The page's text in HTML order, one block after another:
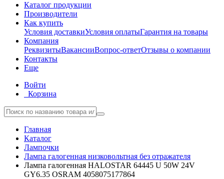
Каталог продукции
Производители
Как купить
Условия доставкиУсловия оплатыГарантия на товары
Компания
РеквизитыВакансииВопрос-ответОтзывы о компании
Контакты
Еще
Войти
Корзина
Главная
Каталог
Лампочки
Лампа галогенная низковольтная без отражателя
Лампа галогенная HALOSTAR 64445 U 50W 24V
GY6.35 OSRAM 4058075177864